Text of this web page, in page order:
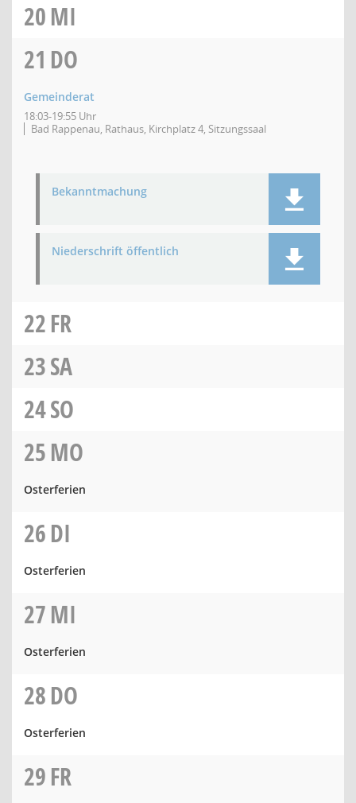
20MI
21 DO
Gemeinderat
18:03-19:55 Uhr
Bad Rappenau, Rathaus, Kirchplatz 4, Sitzungssaal
Bekanntmachung
Niederschrift öffentlich
22FR
23SA
24SO
25MO
Osterferien
26DI
Osterferien
27MI
Osterferien
28DO
Osterferien
29FR